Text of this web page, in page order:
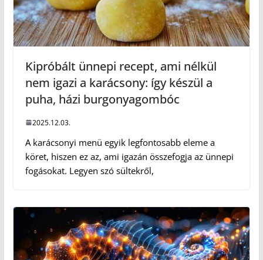
Kipróbált ünnepi recept, ami nélkül
nem igazi a karácsony: így készül a
puha, házi burgonyagombóc
2025.12.03.
A karácsonyi menü egyik legfontosabb eleme a
köret, hiszen ez az, ami igazán összefogja az ünnepi
fogásokat. Legyen szó sültekről,